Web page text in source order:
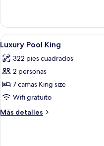
Double
Room
with
Pool
Abrir
todas
las
fotos
de
Luxury
Pool
King
10
Luxury Pool King
322 pies cuadrados
2 personas
7 camas King size
Wifi gratuito
Más detalles
Más